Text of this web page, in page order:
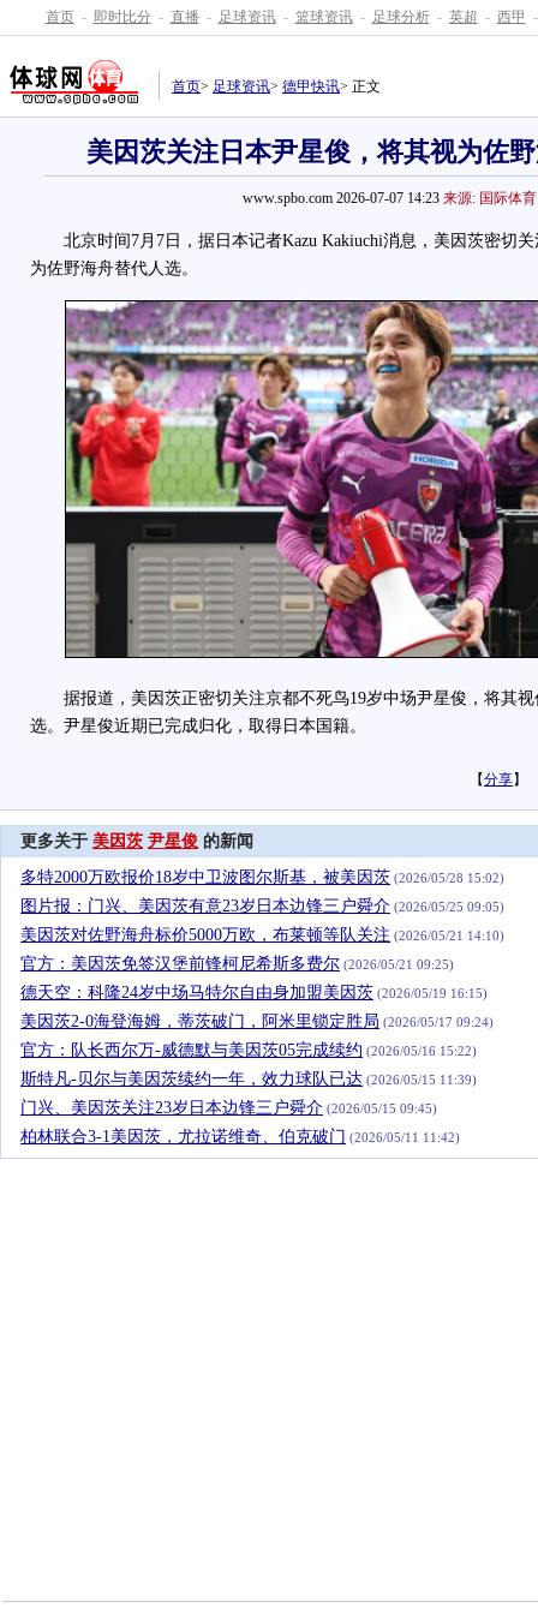
首页 - 即时比分 - 直播 - 足球资讯 - 篮球资讯 - 足球分析 - 英超 - 西甲 -
首页> 足球资讯> 德甲快讯> 正文
美因茨关注日本尹星俊，将其视为佐
www.spbo.com 2026-07-07 14:23 来源: 国际体育
北京时间7月7日，据日本记者Kazu Kakiuchi消息，美因茨密切关
为佐野海舟替代人选。
据报道，美因茨正密切关注京都不死鸟19岁中场尹星俊，将其视
选。尹星俊近期已完成归化，取得日本国籍。
【分享】
更多关于 美因茨 尹星俊 的新闻
多特2000万欧报价18岁中卫波图尔斯基，被美因茨 (2026/05/28 15:02)
图片报：门兴、美因茨有意23岁日本边锋三户舜介 (2026/05/25 09:05)
美因茨对佐野海舟标价5000万欧，布莱顿等队关注 (2026/05/21 14:10)
官方：美因茨免签汉堡前锋柯尼希斯多费尔 (2026/05/21 09:25)
德天空：科隆24岁中场马特尔自由身加盟美因茨 (2026/05/19 16:15)
美因茨2-0海登海姆，蒂茨破门，阿米里锁定胜局 (2026/05/17 09:24)
官方：队长西尔万-威德默与美因茨05完成续约 (2026/05/16 15:22)
斯特凡-贝尔与美因茨续约一年，效力球队已达 (2026/05/15 11:39)
门兴、美因茨关注23岁日本边锋三户舜介 (2026/05/15 09:45)
柏林联合3-1美因茨，尤拉诺维奇、伯克破门 (2026/05/11 11:42)